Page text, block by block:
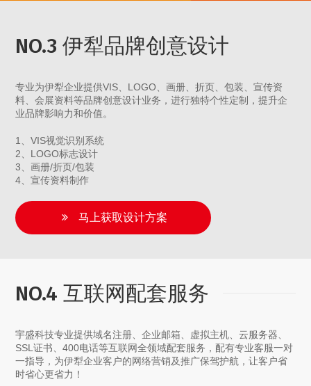
NO.3 伊犁品牌创意设计
专业为伊犁企业提供VIS、LOGO、画册、折页、包装、宣传资
料、会展资料等品牌创意设计业务，进行独特个性定制，提升企
业品牌影响力和价值。
1、VIS视觉识别系统
2、LOGO标志设计
3、画册/折页/包装
4、宣传资料制作
马上获取设计方案
NO.4 互联网配套服务
宇盛科技专业提供域名注册、企业邮箱、虚拟主机、云服务器、
SSL证书、400电话等互联网全领域配套服务，配有专业客服一对
一指导，为伊犁企业客户的网络营销及推广保驾护航，让客户省
时省心更省力！